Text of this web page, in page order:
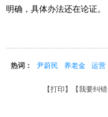
明确，具体办法还在论证。
热词： 尹蔚民 养老金 运营
【打印 】【我要纠错